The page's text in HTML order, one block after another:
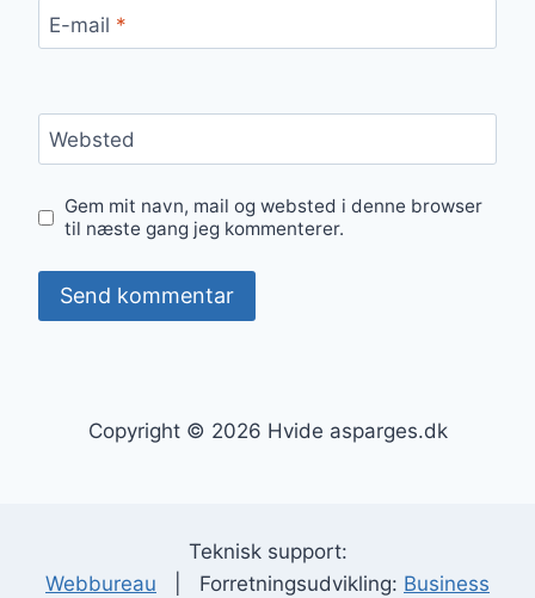
E-mail *
Websted
Gem mit navn, mail og websted i denne browser
til næste gang jeg kommenterer.
Copyright © 2026 Hvide asparges.dk
Teknisk support:
Webbureau | Forretningsudvikling: Business